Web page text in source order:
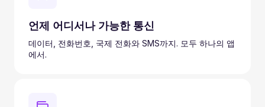
언제 어디서나 가능한 통신
데이터, 전화번호, 국제 전화와 SMS까지. 모두 하나의 앱
에서.